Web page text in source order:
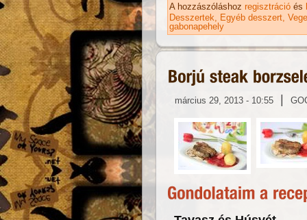
A hozzászóláshoz regisztráció és
Desszertek
Egyéb desszert
gabonapehely
március 29, 2013 - 10:55 |